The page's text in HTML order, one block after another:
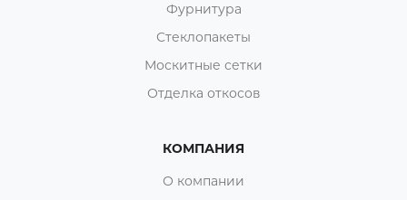
Фурнитура
Стеклопакеты
Москитные сетки
Отделка откосов
КОМПАНИЯ
О компании